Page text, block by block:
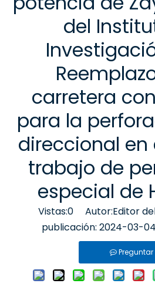
del
carretera
para la
direccional en
trabajo de
especial de
Vistas:0 Autor:Editor
publicación: 2024-03-
Preguntar